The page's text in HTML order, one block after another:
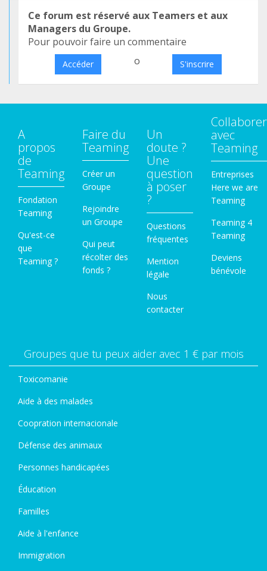
Ce forum est réservé aux Teamers et aux
Managers du Groupe.
Pour pouvoir faire un commentaire
Accéder o S'inscrire
A
propos
de
Teaming
Fondation
Teaming
Qu'est-ce
que
Teaming ?
Faire du
Teaming
Créer un
Groupe
Rejoindre
un Groupe
Qui peut
récolter des
fonds ?
Un
doute ?
Une
question
à poser
?
Questions
fréquentes
Mention
légale
Nous
contacter
Collaborer
avec
Teaming
Entreprises
Here we are
Teaming
Teaming 4
Teaming
Deviens
bénévole
Groupes que tu peux aider avec 1 € par mois
Toxicomanie
Aide à des malades
Coopration internacionale
Défense des animaux
Personnes handicapées
Éducation
Familles
Aide à l'enfance
Immigration